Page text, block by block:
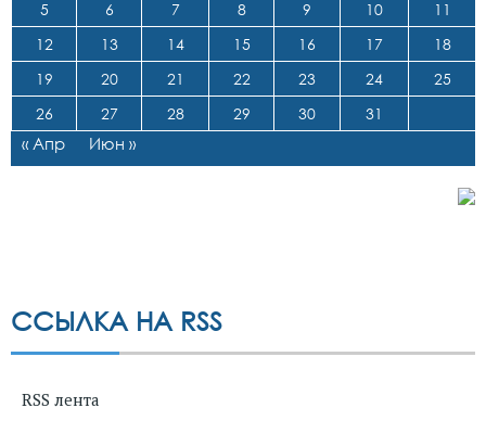
5
6 7 8 9 10
11
12
13 14 15 16 17
18
19
20 21 22 23 24
25
26
27 28 29 30 31
« Апр Июн »
ССЫЛКА НА RSS
RSS лента